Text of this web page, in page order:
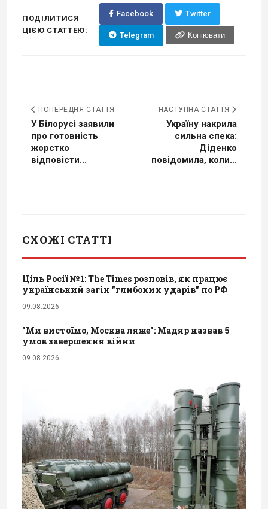
ПОДІЛИТИСЯ
ЦІЄЮ СТАТТЕЮ:
Facebook Twitter
Telegram Копіювати
ПОПЕРЕДНЯ СТАТТЯ
У Білорусі заявили
про готовність
жорстко
відповісти...
НАСТУПНА СТАТТЯ
Україну накрила
сильна спека:
Діденко
повідомила, коли...
СХОЖІ СТАТТІ
Ціль Росії №1: The Times розповів, як працює
український загін "глибоких ударів" по РФ
09.08.2026
"Ми вистоїмо, Москва ляже": Мадяр назвав 5
умов завершення війни
09.08.2026